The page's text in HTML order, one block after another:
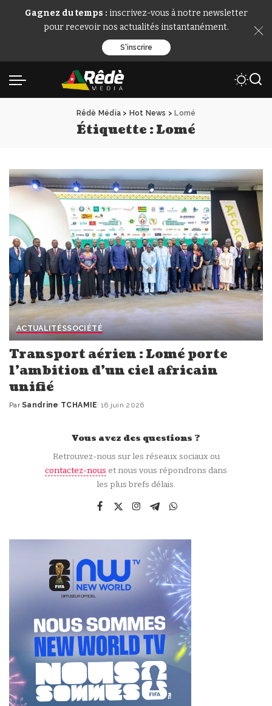
Gagnez du temps : inscrivez-vous à notre newsletter
pour recevoir nos actualités instantanément.
S'inscrire
Rêdè Média > Hot News > Lomé
Étiquette :Lomé
ACTUALITÉSSOCIÉTÉ
Transport aérien : Lomé porte
l’ambition d’un ciel africain
unifié
Publié
Par Sandrine TCHAMIE 16 juin 2026
Vous avez des questions ?
Retrouvez-nous sur les réseaux sociaux ou
contactez-nous et nous vous répondrons dans
les plus brefs délais.